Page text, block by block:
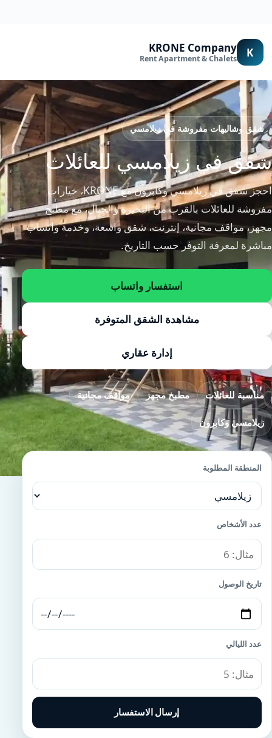
K
KRONE Company
Rent Apartment & Chalets
شقق وشاليهات مفروشة في زيلامسي
شقق في زيلامسي للعائلات
احجز شقق في زيلامسي وكابرون مع KRONE، خيارات
مفروشة للعائلات بالقرب من البحيرة والجبال، مع مطبخ
مجهز، مواقف مجانية، إنترنت، شقق واسعة، وخدمة واتساب
مباشرة لمعرفة التوفر حسب التاريخ.
استفسار واتساب
مشاهدة الشقق المتوفرة
إدارة عقاري
مناسبة للعائلات مطبخ مجهز مواقف مجانية
زيلامسي وكابرون
المنطقة المطلوبة
عدد الأشخاص
تاريخ الوصول
عدد الليالي
إرسال الاستفسار